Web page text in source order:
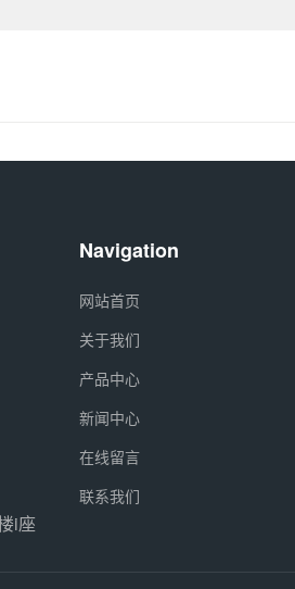
i座
Navigation
网站首页
关于我们
产品中心
新闻中心
在线留言
联系我们